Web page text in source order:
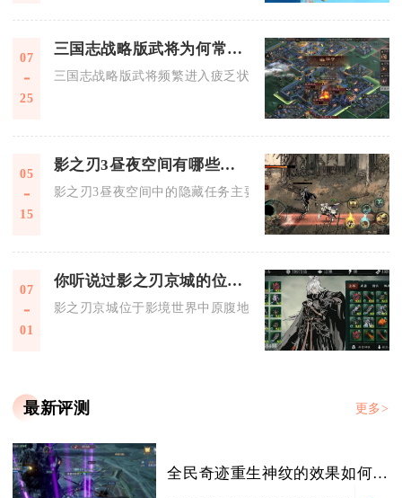
07
25
三国志战略版武将为何常常感到疲乏
三国志战略版武将频繁进入疲乏状态，核心根源在于游戏内
05
15
影之刃3昼夜空间有哪些隐藏任务
影之刃3昼夜空间中的隐藏任务主要分布于副本秘境、NPC
07
01
你听说过影之刃京城的位置吗
影之刃京城位于影境世界中原腹地，地处天岭山脉东南，悬
最新评测 更多>
全民奇迹重生神纹的效果如何评估